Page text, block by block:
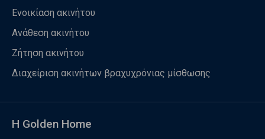
Ενοικίαση ακινήτου
Ανάθεση ακινήτου
Ζήτηση ακινήτου
Διαχείριση ακινήτων βραχυχρόνιας μίσθωσης
Η Golden Home